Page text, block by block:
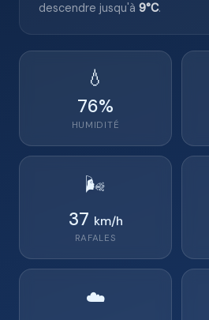
descendre jusqu'à 9°C.
💧
76%
HUMIDITÉ
🌬️
37 km/h
RAFALES
☁️